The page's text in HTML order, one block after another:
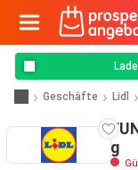
Geschäfte Lidl
g